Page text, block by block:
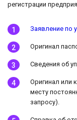
регистрации
Заявление по
Оригинал
Сведения об
Оригинал или
месту
запросу).